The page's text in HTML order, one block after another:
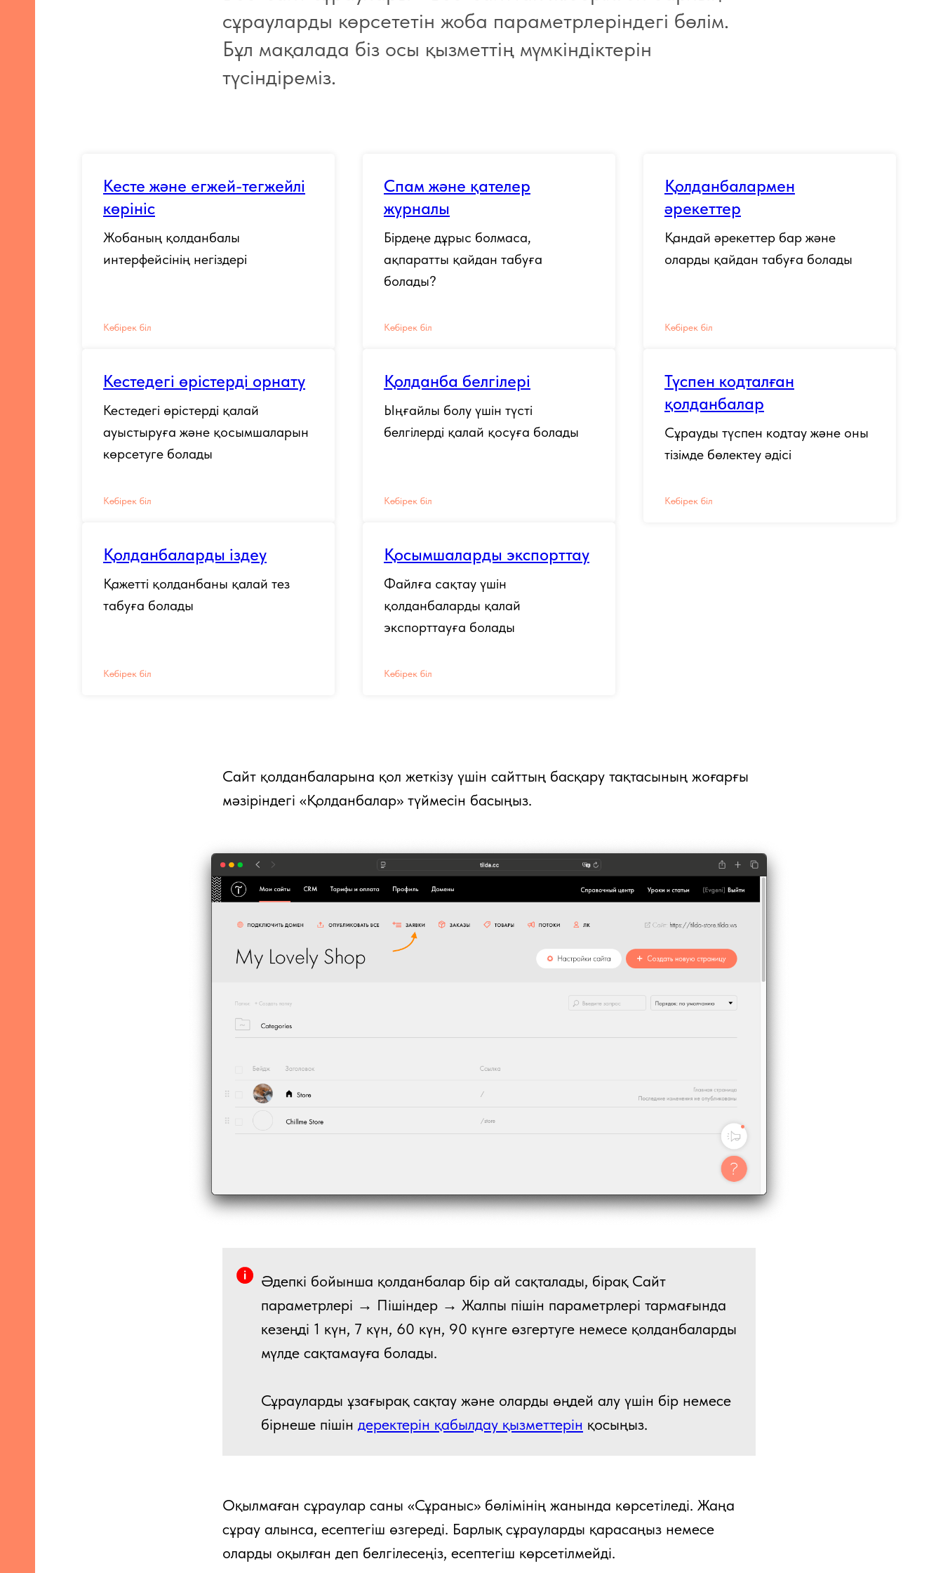
сұрауларды көрсететін жоба параметрлеріндегі бөлім.
Бұл мақалада біз осы қызметтің мүмкіндіктерін
түсіндіреміз.
Кесте және егжей-тегжейлі
көрініс
Жобаның қолданбалы
интерфейсінің негіздері
Көбірек біл
Спам және қателер
журналы
Бірдеңе дұрыс болмаса,
ақпаратты қайдан табуға
болады?
Көбірек біл
Қолданбалармен
әрекеттер
Қандай әрекеттер бар және
оларды қайдан табуға болады
Көбірек біл
Кестедегі өрістерді орнату
Кестедегі өрістерді қалай
ауыстыруға және қосымшаларын
көрсетуге болады
Көбірек біл
Қолданба белгілері
Ыңғайлы болу үшін түсті
белгілерді қалай қосуға болады
Көбірек біл
Түспен кодталған
қолданбалар
Сұрауды түспен кодтау және оны
тізімде бөлектеу әдісі
Көбірек біл
Қолданбаларды іздеу
Қажетті қолданбаны қалай тез
табуға болады
Көбірек біл
Қосымшаларды экспорттау
Файлға сақтау үшін
қолданбаларды қалай
экспорттауға болады
Көбірек біл
Сайт қолданбаларына қол жеткізу үшін сайттың басқару тақтасының жоғарғы
мәзіріндегі «Қолданбалар» түймесін басыңыз.
Әдепкі бойынша қолданбалар бір ай сақталады, бірақ Сайт
параметрлері → Пішіндер → Жалпы пішін параметрлері тармағында
кезеңді 1 күн, 7 күн, 60 күн, 90 күнге өзгертуге немесе қолданбаларды
мүлде сақтамауға болады.
Сұрауларды ұзағырақ сақтау және оларды өңдей алу үшін бір немесе
бірнеше пішін деректерін қабылдау қызметтерін қосыңыз.
Оқылмаған сұраулар саны «Сұраныс» бөлімінің жанында көрсетіледі. Жаңа
сұрау алынса, есептегіш өзгереді. Барлық сұрауларды қарасаңыз немесе
оларды оқылған деп белгілесеңіз, есептегіш көрсетілмейді.